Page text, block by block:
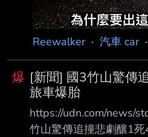
Reewalker· 汽車 car·
爆 [新聞] 國3竹山驚傳
旅車爆胎
https://udn.com/news/
竹山驚傳追撞悲劇釀1